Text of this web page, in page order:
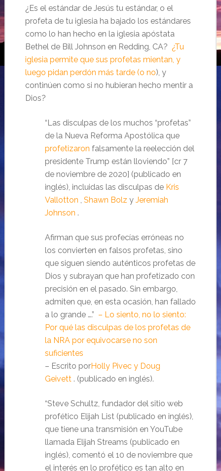
¿Es el estándar de Jesús tu estándar, o el
profeta de tu iglesia ha bajado los estándares
como lo han hecho en la iglesia apóstata
Bethel de Bill Johnson en Redding, CA? ¿Tu
iglesia permite que sus profetas mientan, y
luego pidan perdón más tarde (o no), y
continúen como si no hubieran hecho mentir a
Dios?
“Las disculpas de los muchos “profetas”
de la Nueva Reforma Apostólica que
profetizaron falsamente la reelección del
presidente Trump están lloviendo” [cr 7
de noviembre de 2020] (publicado en
inglés), incluidas las disculpas de Kris
Vallotton , Shawn Bolz y Jeremiah
Johnson .
Afirman que sus profecías erróneas no
los convierten en falsos profetas, sino
que siguen siendo auténticos profetas de
Dios y subrayan que han profetizado con
precisión en el pasado. Sin embargo,
admiten que, en esta ocasión, han fallado
a lo grande ….” – Lo siento, no lo siento:
Por qué las disculpas de los profetas de
la NRA por equivocarse no son
suficientes
– Escrito porHolly Pivec y Doug
Geivett. (publicado en inglés).
“Steve Schultz, fundador del sitio web
profético Elijah List (publicado en inglés),
que tiene una transmisión en YouTube
llamada Elijah Streams (publicado en
inglés), comentó el 10 de noviembre que
el interés en lo profético es tan alto en